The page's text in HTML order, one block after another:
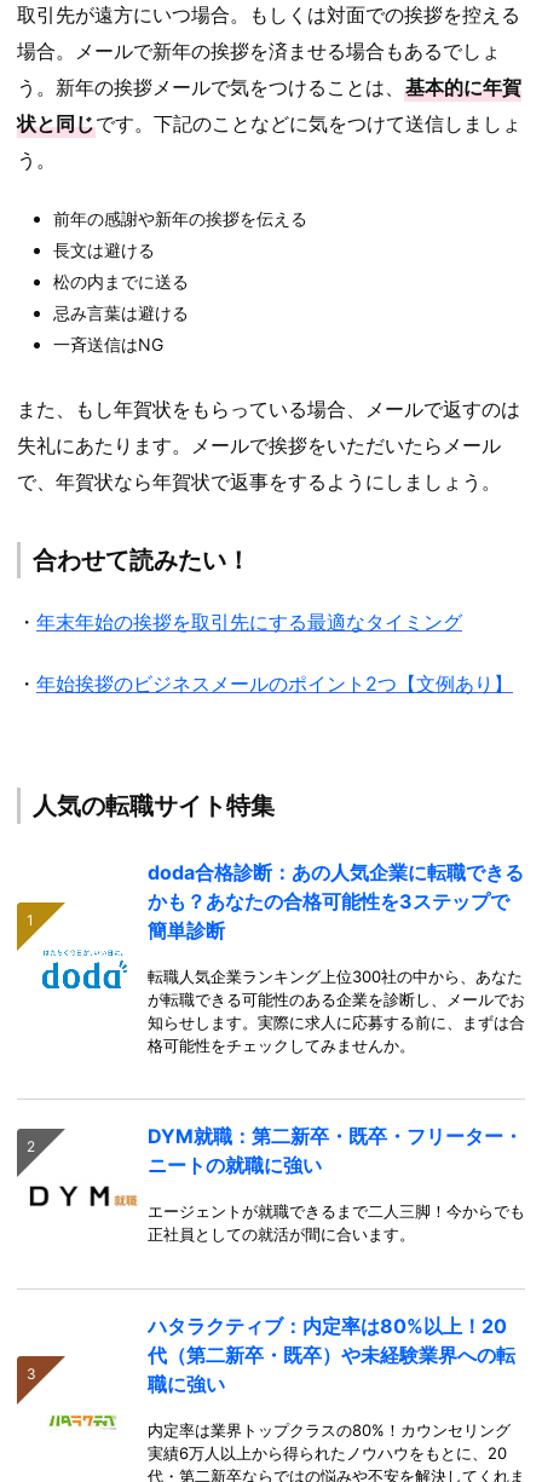
取引先が遠方にいつ場合。もしくは対面での挨拶を控える
場合。メールで新年の挨拶を済ませる場合もあるでしょ
う。新年の挨拶メールで気をつけることは、 基本的に年賀
状と同じです。下記のことなどに気をつけて送信しましょ
う。
前年の感謝や新年の挨拶を伝える
長文は避ける
松の内までに送る
忌み言葉は避ける
一斉送信はNG
また、もし年賀状をもらっている場合、メールで返すのは
失礼にあたります。メールで挨拶をいただいたらメール
で、年賀状なら年賀状で返事をするようにしましょう。
合わせて読みたい！
・ 年末年始の挨拶を取引先にする最適なタイミング
・ 年始挨拶のビジネスメールのポイント2つ【文例あり】
人気の転職サイト特集
doda合格診断：あの人気企業に転職できる
かも？あなたの合格可能性を3ステップで
簡単診断
転職人気企業ランキング上位300社の中から、あなた
が転職できる可能性のある企業を診断し、メールでお
知らせします。実際に求人に応募する前に、まずは合
格可能性をチェックしてみませんか。
DYM就職：第二新卒・既卒・フリーター・
ニートの就職に強い
エージェントが就職できるまで二人三脚！今からでも
正社員としての就活が間に合います。
ハタラクティブ：内定率は80%以上！20
代（第二新卒・既卒）や未経験業界への転
職に強い
内定率は業界トップクラスの80%！カウンセリング
実績6万人以上から得られたノウハウをもとに、20
代・第二新卒ならではの悩みや不安を解決してくれま